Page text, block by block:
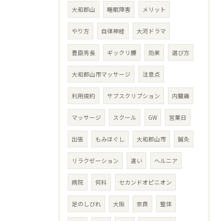
大和郡山 睡眠障害 メリット
やり方 自律神経 大河ドラマ
豊臣秀長 ギックリ腰 効果 選び方
大和郡山市マッサージ 注意点
利用規約 サブスクリプション 内臓痛
マッサージ スクール GW 営業日
出張 もみほぐし 大和郡山市 鍼灸
リラクゼーション 違い ヘルニア
病院 何科 セカンドオピニオン
足のしびれ 大阪 奈良 整体